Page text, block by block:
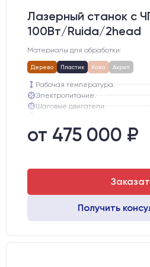
Лазерный станок c
100Вт/Ruida/2head
Материалы для обработки:
Дерево Пластик Кожа Акрил
Рабочая температура:
Электропитание:
Шаговые двигатели:
Направляющие оси Y:
Направляющие оси Х:
от 475 000 ₽
Получить